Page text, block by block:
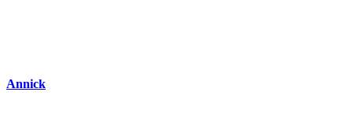
Annick